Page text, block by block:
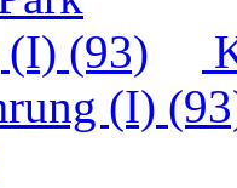
(I)